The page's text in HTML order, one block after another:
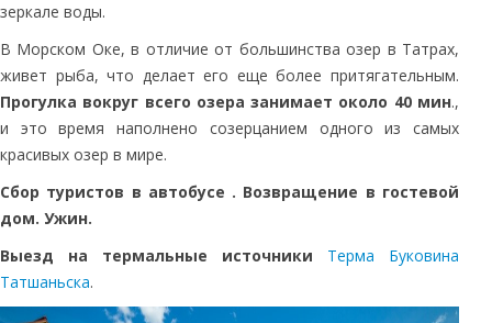
зеркале воды.
В Морском Оке, в отличие от большинства озер в Татрах,
живет рыба, что делает его еще более притягательным.
Прогулка вокруг всего озера занимает около 40 мин.,
и это время наполнено созерцанием одного из самых
красивых озер в мире.
Сбор туристов в автобусе . Возвращение в гостевой
дом. Ужин.
Выезд на термальные источники Терма Буковина
Татшаньска.